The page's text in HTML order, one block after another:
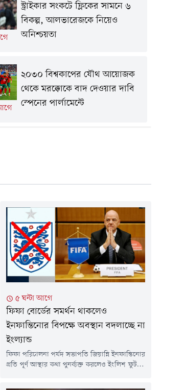
স্ট্রাইকার সংকটে ফ্লিকের সামনে ৬
বিকল্প, আলভারেজকে নিয়েও
অনিশ্চয়তা
২০৩০ বিশ্বকাপের যৌথ আয়োজক
থেকে মরক্কোকে বাদ দেওয়ার দাবি
স্পেনের পার্লামেন্টে
৫ ঘন্টা আগে
ফিফা বোর্ডের সমর্থন থাকলেও
ইনফান্তিনোর বিপক্ষে অবস্থান বদলাচ্ছে না
ইংল্যান্ড
ফিফা পরিচালনা পর্ষদ সভাপতি জিয়ান্নি ইনফান্তিনোর
প্রতি পূর্ণ আস্থার কথা পুনর্ব্যক্ত করলেও ইংলিশ ফুটবল